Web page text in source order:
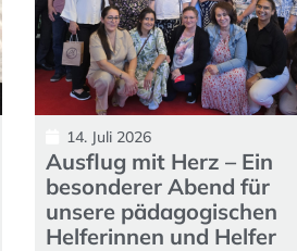
14. Juli 2026
Ausflug mit Herz – Ein
besonderer Abend für
unsere pädagogischen
Helferinnen und Helfer